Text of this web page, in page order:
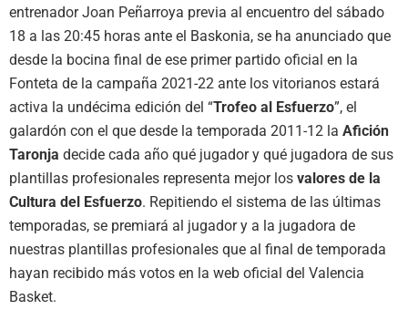
entrenador Joan Peñarroya previa al encuentro del sábado
18 a las 20:45 horas ante el Baskonia, se ha anunciado que
desde la bocina final de ese primer partido oficial en la
Fonteta de la campaña 2021-22 ante los vitorianos estará
activa la undécima edición del “Trofeo al Esfuerzo”, el
galardón con el que desde la temporada 2011-12 la Afición
Taronja decide cada año qué jugador y qué jugadora de sus
plantillas profesionales representa mejor los valores de la
Cultura del Esfuerzo. Repitiendo el sistema de las últimas
temporadas, se premiará al jugador y a la jugadora de
nuestras plantillas profesionales que al final de temporada
hayan recibido más votos en la web oficial del Valencia
Basket.